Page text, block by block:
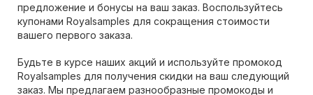
предложение и бонусы на ваш заказ. Воспользуйтесь
купонами Royalsamples для сокращения стоимости
вашего первого заказа.
Будьте в курсе наших акций и используйте промокод
Royalsamples для получения скидки на ваш следующий
заказ. Мы предлагаем разнообразные промокоды и